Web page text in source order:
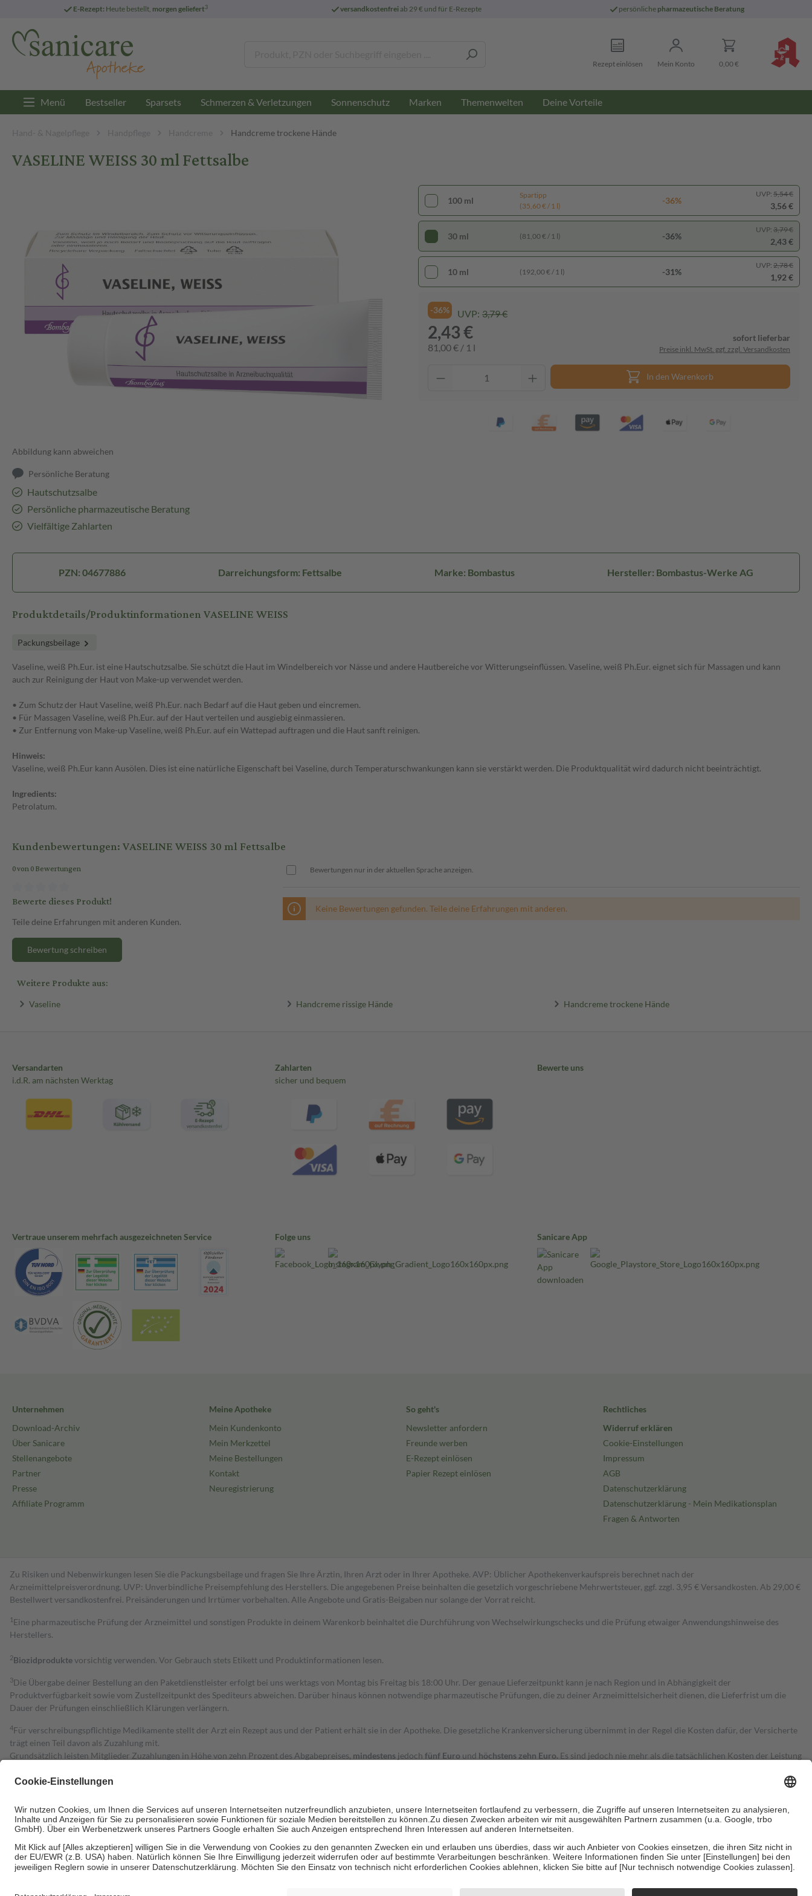
E-Rezept: Heute bestellt, morgen geliefert3 versandkostenfreiab 29 € und für E-Rezepte persönliche pharmazeutische Beratung
Rezept einlösen Mein Konto 0,00 €
Menü Bestseller Sparsets Schmerzen & Verletzungen Sonnenschutz Marken Themenwelten Deine Vorteile
Hand- & Nagelpflege Handpflege Handcreme Handcreme trockene Hände
VASELINE WEISS 30 ml Fettsalbe
Abbildung kann abweichen
Persönliche Beratung
Hautschutzsalbe
Persönliche pharmazeutische Beratung
Vielfältige Zahlarten
100 ml
Spartipp
(35,60 € / 1 l)
-36%
UVP: 5,54 €
3,56 €
30 ml (81,00 € / 1 l) -36%
UVP: 3,79 €
2,43 €
10 ml (192,00 € / 1 l) -31%
UVP: 2,78 €
1,92 €
-36% UVP: 3,79 €
2,43 €
81,00 € / 1 l
sofort lieferbar
Preise inkl. MwSt. ggf. zzgl. Versandkosten
In den Warenkorb
PZN: 04677886 Darreichungsform: Fettsalbe Marke: Bombastus Hersteller: Bombastus-Werke AG
Produktdetails/Produktinformationen VASELINE WEISS
Packungsbeilage
Vaseline, weiß Ph.Eur. ist eine Hautschutzsalbe. Sie schützt die Haut im Windelbereich vor Nässe und andere Hautbereiche vor Witterungseinflüssen. Vaseline, weiß Ph.Eur. eignet sich für Massagen und kann
auch zur Reinigung der Haut von Make-up verwendet werden.
• Zum Schutz der Haut Vaseline, weiß Ph.Eur. nach Bedarf auf die Haut geben und eincremen.
• Für Massagen Vaseline, weiß Ph.Eur. auf der Haut verteilen und ausgiebig einmassieren.
• Zur Entfernung von Make-up Vaseline, weiß Ph.Eur. auf ein Wattepad auftragen und die Haut sanft reinigen.
Hinweis:
Vaseline, weiß Ph.Eur kann Ausölen. Dies ist eine natürliche Eigenschaft bei Vaseline, durch Temperaturschwankungen kann sie verstärkt werden. Die Produktqualität wird dadurch nicht beeinträchtigt.
Ingredients:
Petrolatum.
Kundenbewertungen: VASELINE WEISS 30 ml Fettsalbe
0 von 0 Bewertungen
Bewerte dieses Produkt!
Teile deine Erfahrungen mit anderen Kunden.
Bewertung schreiben
Bewertungen nur in der aktuellen Sprache anzeigen.
Keine Bewertungen gefunden. Teile deine Erfahrungen mit anderen.
Weitere Produkte aus:
Vaseline Handcreme rissige Hände Handcreme trockene Hände
Versandarten
i.d.R. am nächsten Werktag
Zahlarten
sicher und bequem
Bewerte uns
Vertraue unserem mehrfach ausgezeichneten Service Folge uns Sanicare App
Unternehmen
Download-Archiv
Über Sanicare
Stellenangebote
Partner
Presse
Affiliate Programm
Meine Apotheke
Mein Kundenkonto
Mein Merkzettel
Meine Bestellungen
Kontakt
Neuregistrierung
So geht's
Newsletter anfordern
Freunde werben
E-Rezept einlösen
Papier Rezept einlösen
Rechtliches
Widerruf erklären
Cookie-Einstellungen
Impressum
AGB
Datenschutzerklärung
Datenschutzerklärung - Mein Medikationsplan
Fragen & Antworten
Zu Risiken und Nebenwirkungen lesen Sie die Packungsbeilage und fragen Sie Ihre Ärztin, Ihren Arzt oder in Ihrer Apotheke. AVP: Üblicher Apothekenverkaufspreis berechnet nach der
Arzneimittelpreisverordnung. UVP: Unverbindliche Preisempfehlung des Herstellers. Die angegebenen Preise beinhalten die gesetzlich vorgeschriebene Mehrwertsteuer, ggf. zzgl. 3,95 € Versandkosten. Ab 29,00 €
Bestell­wert versand­kosten­frei. Preisänderungen und Irrtümer vorbehalten. Alle Angebote und Gratis-Beigaben nur solange der Vorrat reicht.
1 Eine pharmazeutische Prüfung der Arzneimittel und sonstigen Produkte in deinem Warenkorb beinhaltet die Durchführung von Wechselwirkungschecks und die Prüfung etwaiger Anwendungshinweise des
Herstellers.
2Biozidproduktevorsichtig verwenden. Vor Gebrauch stets Etikett und Produktinformationen lesen.
3Die Übergabe deiner Bestellung an den Paketdienstleister erfolgt bei uns werktags von Montag bis Freitag bis 18:00 Uhr. Der genaue Lieferzeitpunkt kann je nach Region und in Abhängigkeit der
Produktverfügbarkeit sowie vom Zustellzeitpunkt des Spediteurs abweichen. Darüber hinaus können notwendige pharmazeutische Prüfungen, die zu deiner Arzneimittelsicherheit dienen, die Lieferfrist um die
Dauer der Prüfungen einschließlich Klärungen verlängern.
4Für verschreibungspflichtige Medikamente stellt der Arzt ein Rezept aus und der Patient erhält sie in der Apotheke. Die gesetzliche Krankenversicherung übernimmt in der Regel die Kosten dafür, der Versicherte
trägt einen Teil davon als Zuzahlung mit.
Grundsätzlich leisten Mitglieder Zuzahlungen in Höhe von zehn Prozent des Abgabepreises, mindestens jedoch fünf Euro und höchstens zehn Euro. Es sind jedoch nie mehr als die tatsächlichen Kosten der Leistung
Diese Regeln gelten grundsätzlich auch für Online-Apotheken.
Um das Engagement der Versicherten für ihre eigene Gesundheit zu stärken und die besondere Stellung der Familie zu unterstützen, fallenkeine Zuzahlungen an bei:
• Kindern und Jugendlichen bis zum vollendeten 18. Lebensjahr mit Ausnahme der Fahrkosten
• Untersuchungen zur Vorsorge und Früherkennung, die von der GKV getragen werden
• empfohlenen Schutzimpfungen
• Harn- und Blutteststreifen
Informationen findest du hier: https://help.etrusted.com/hc/de/articles/4419944605341